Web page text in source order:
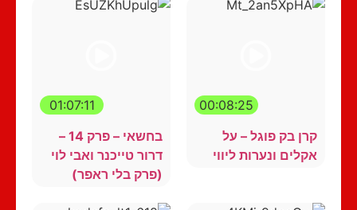
00:08:25
קרן בק פוגל – על
אקלים ונערות ליווי
01:07:11
בחשאי – פרק 14 –
דרור טייכנר ואבי לוי
(פרק בלי ראפר)